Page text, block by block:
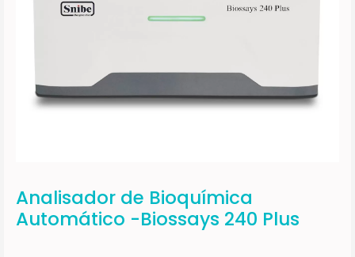
Analisador de Bioquímica
Automático -Biossays 240 Plus